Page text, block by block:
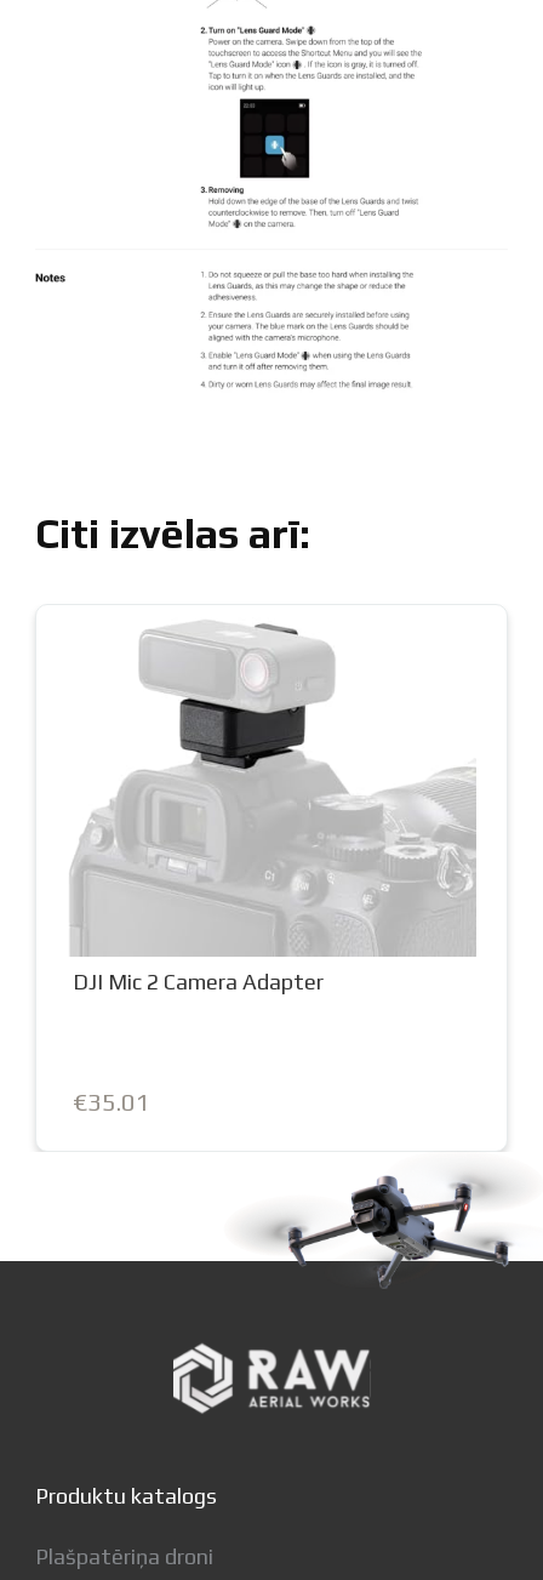
Citi izvēlas arī:
DJI Mic 2 Camera Adapter
€35.01
Produktu katalogs
Plašpatēriņa droni